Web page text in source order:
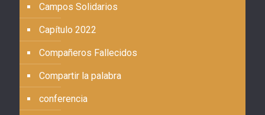
Campos Solidarios
Capítulo 2022
Compañeros Fallecidos
Compartir la palabra
conferencia